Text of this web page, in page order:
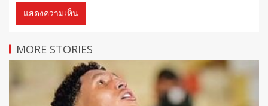
MORE STORIES